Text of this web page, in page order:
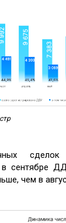
сентябре
чем в